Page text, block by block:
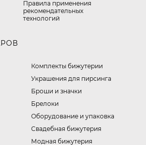
Правила применения
рекомендательных
технологий
Комплекты бижутерии
Украшения для пирсинга
Броши и значки
Брелоки
Оборудование и упаковка
Свадебная бижутерия
Модная бижутерия